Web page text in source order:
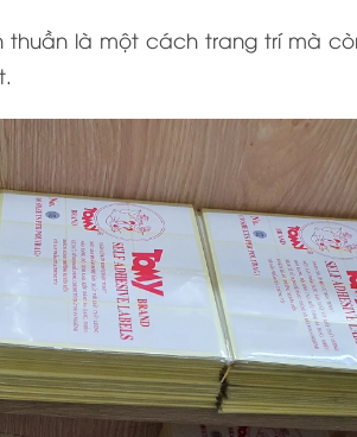
thuần là một cách trang trí mà